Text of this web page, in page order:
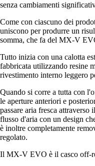
senza cambiamenti
Come con ciascuno dei
uniscono per produrre un
somma, che fa del MX-V
Tutto inizia con una calotta
fabbricata utilizzando resine
rivestimento interno leggero
Quando si corre a tutta con
le aperture anteriori e
passare aria fresca
flusso d'aria con un design
è inoltre completamente
regolato.
Il MX-V EVO è il casco off-